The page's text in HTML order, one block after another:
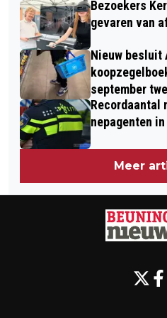
Bezoekers
gevaren van
Nieuw besluit
september
Recordaantal
nepagenten
Meer